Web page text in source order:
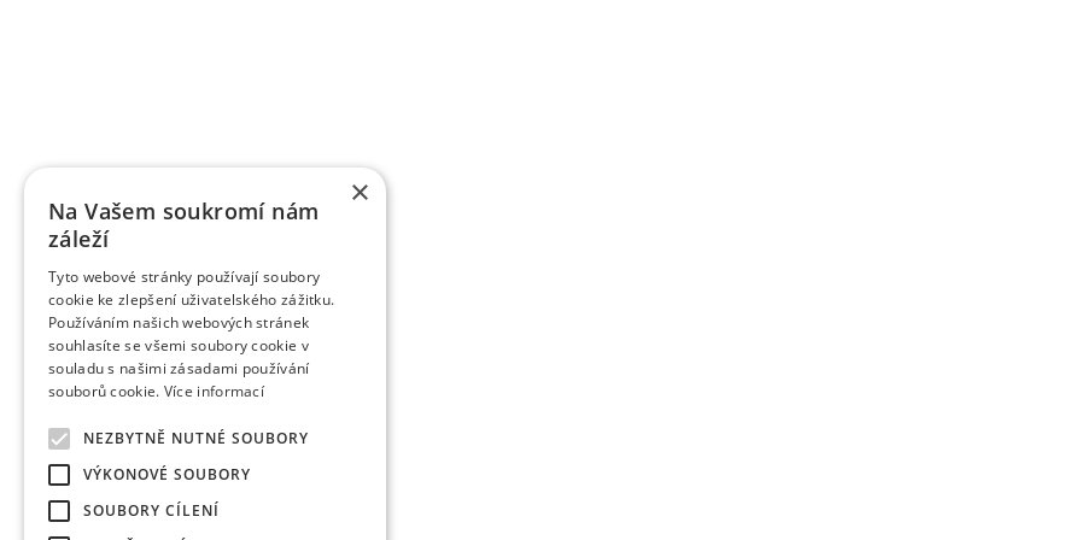
Ergebnisbewertungsmethodik einer Forschungsorganisation definiert und in den
Informationsregister der Ergebnisse übergeben werden. Es handelt sich sowohl um Ergebnisse
des Veröffentlichungscharakters als auch um anwendbare Ergebnisse. Die Forschungs- und
verlegt die Organisation die Zeitschrift Vědecké práce ovocnářské (Wissenschaftliche
Obstbauarbeiten). Die Zeitschrift veröffentlicht die originalen wissenschaftlichen Arbeiten auf
dem Gebiet des Obstbaus. Sie ist eine rezensierte Zeitschrift, eingetragen in der Liste der
rezensierten Non-Impact-Zeitschriften (Periodiken), die in der Tschechischen Republik verlegt
werden. Sie wird in CA B Abstracts/Horticultural Science Abstracts, Plant Breeding Abstracts,
Zu den erfolgreich vermarkten Ergebnissen gehören rechtlich geschützte Sorten, bis jetzt
das Registrierungsverfahren durch. Eine Reihe von Sorten hat den Rechtschutz in der
Tschechischen Republik und nachfolgend auch in der Europäischen Union bekommen. Besonders
×
Na Vašem soukromí nám
záleží
Tyto webové stránky používají soubory
cookie ke zlepšení uživatelského zážitku.
Používáním našich webových stránek
souhlasíte se všemi soubory cookie v
souladu s našimi zásadami používání
souborů cookie. Více informací
NEZBYTNĚ NUTNÉ SOUBORY
VÝKONOVÉ SOUBORY
SOUBORY CÍLENÍ